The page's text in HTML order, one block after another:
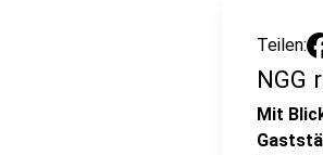
Teilen:
NGG
Mit